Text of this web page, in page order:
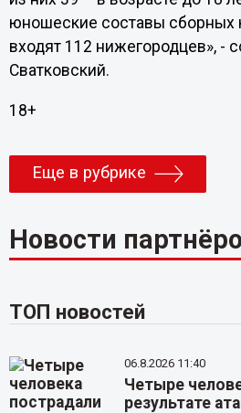
юношеские составы сборных
входят 112 нижегородцев», -
Сватковский.
18+
Еще в рубрике
Новости
ТОП новостей
06.8.2026 11:40
Четыре
результате